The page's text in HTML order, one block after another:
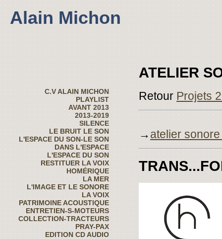
Alain Michon
C.V ALAIN MICHON
PLAYLIST
AVANT 2013
2013-2019
SILENCE
LE BRUIT LE SON
L'ESPACE DU SON-LE SON
DANS L'ESPACE
L'ESPACE DU SON
RESTITUER LA VOIX
HOMÉRIQUE
LA MER
L'IMAGE ET LE SONORE
LA VOIX
PATRIMOINE ACOUSTIQUE
ENTRETIEN-S-MOTEURS
COLLECTION-TRACTEURS
PRAY-PAX
EDITION CD AUDIO
ATELIER
Retour Projets
→atelier